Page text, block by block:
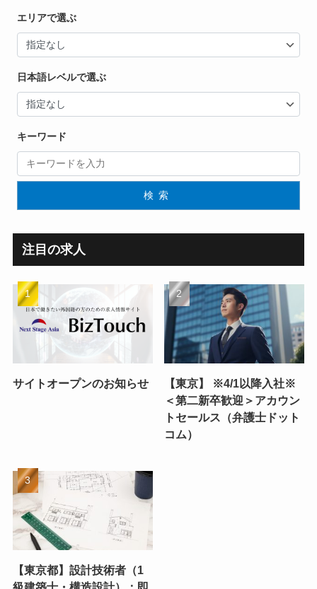
エリアで選ぶ
日本語レベルで選ぶ
キーワード
検索
注目の求人
サイトオープンのお知らせ
【東京】 ※4/1以降入社※
＜第二新卒歓迎＞アカウン
トセールス（弁護士ドット
コム）
【東京都】設計技術者（1